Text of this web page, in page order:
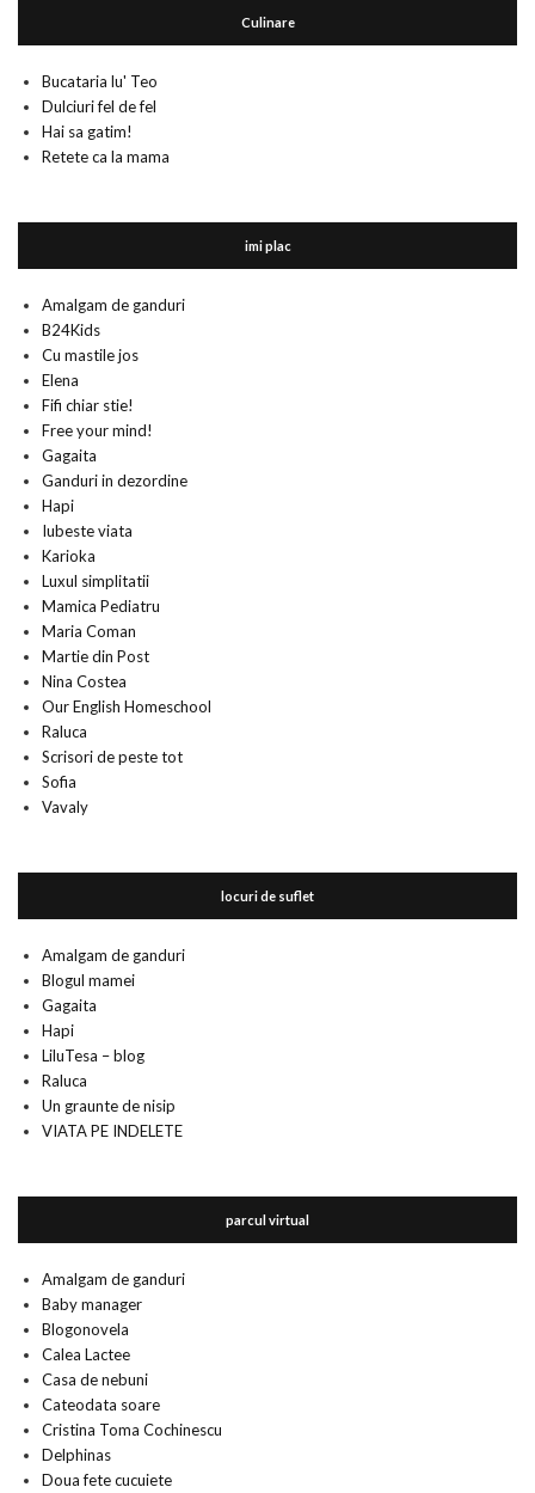
Culinare
Bucataria lu' Teo
Dulciuri fel de fel
Hai sa gatim!
Retete ca la mama
imi plac
Amalgam de ganduri
B24Kids
Cu mastile jos
Elena
Fifi chiar stie!
Free your mind!
Gagaita
Ganduri in dezordine
Hapi
Iubeste viata
Karioka
Luxul simplitatii
Mamica Pediatru
Maria Coman
Martie din Post
Nina Costea
Our English Homeschool
Raluca
Scrisori de peste tot
Sofia
Vavaly
locuri de suflet
Amalgam de ganduri
Blogul mamei
Gagaita
Hapi
LiluTesa – blog
Raluca
Un graunte de nisip
VIATA PE INDELETE
parcul virtual
Amalgam de ganduri
Baby manager
Blogonovela
Calea Lactee
Casa de nebuni
Cateodata soare
Cristina Toma Cochinescu
Delphinas
Doua fete cucuiete